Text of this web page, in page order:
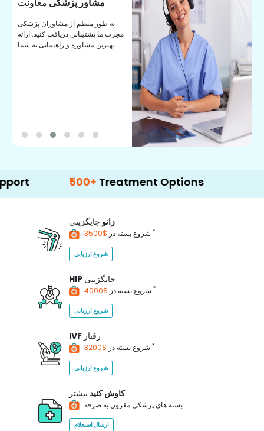
به طور منظم از مشاوران پزشکی
مجرب ما پشتیبانی دریافت کنید. ارائه
بهترین مشاوره و راهنمایی به شما.
Treatment Options
زانو جایگزینی
شروع بسته در *
شروع ارزیابی
HIP جایگزینی
شروع بسته در *
شروع ارزیابی
IVF رفتار
شروع بسته در *
شروع ارزیابی
کاوش کنید بیشتر
بسته های پزشکی مقرون به صرفه
ارسال استعلام